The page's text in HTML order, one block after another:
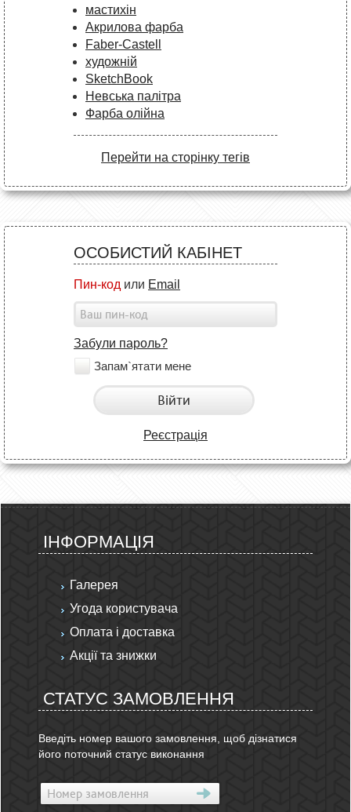
мастихін
Акрилова фарба
Faber-Castell
художній
SketchBook
Невська палітра
Фарба олійна
Перейти на сторінку тегів
ОСОБИСТИЙ КАБІНЕТ
Пин-код или Email
Забули пароль?
Запам`ятати мене
Війти
Реєстрація
ІНФОРМАЦІЯ
Галерея
Угода користувача
Оплата і доставка
Акції та знижки
СТАТУС ЗАМОВЛЕННЯ
Введіть номер вашого замовлення, щоб дізнатися
його поточний статус виконання